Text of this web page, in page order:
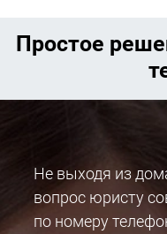
Простое
Не выходя из
вопрос юристу
по номеру